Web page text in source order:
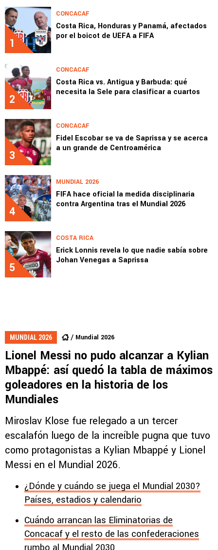
1
CONCACAF
Costa Rica, Honduras y Panamá, afectados
por el boicot de UEFA a FIFA
2
CONCACAF
Costa Rica vs. Antigua y Barbuda: qué
necesita la Sele para clasificar a cuartos
3
CONCACAF
Fidel Escobar se va de Saprissa y se acerca
a un grande de Centroamérica
4
MUNDIAL 2026
FIFA hace oficial la medida disciplinaria
contra Argentina tras el Mundial 2026
5
COSTA RICA
Erick Lonnis revela lo que nadie sabía sobre
Johan Venegas a Saprissa
MUNDIAL 2026 Mundial 2026
Lionel Messi no pudo alcanzar a Kylian
Mbappé: así quedó la tabla de máximos
goleadores en la historia de los
Mundiales
Miroslav Klose fue relegado a un tercer
escalafón luego de la increíble pugna que tuvo
como protagonistas a Kylian Mbappé y Lionel
Messi en el Mundial 2026.
¿Dónde y cuándo se juega el Mundial 2030?
Países, estadios y calendario
Cuándo arrancan las Eliminatorias de
Concacaf y el resto de las confederaciones
rumbo al Mundial 2030